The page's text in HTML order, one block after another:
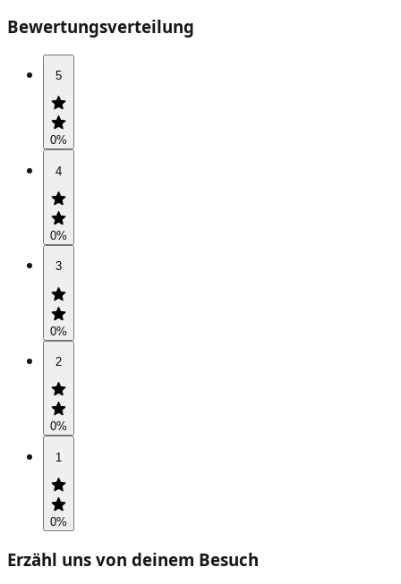
Bewertungsverteilung
5
0%
4
0%
3
0%
2
0%
1
0%
Erzähl uns von deinem Besuch